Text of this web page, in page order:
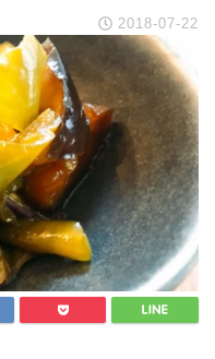
2018-07-22